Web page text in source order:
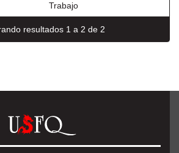
Trabajo
resultados 1 a 2 de 2